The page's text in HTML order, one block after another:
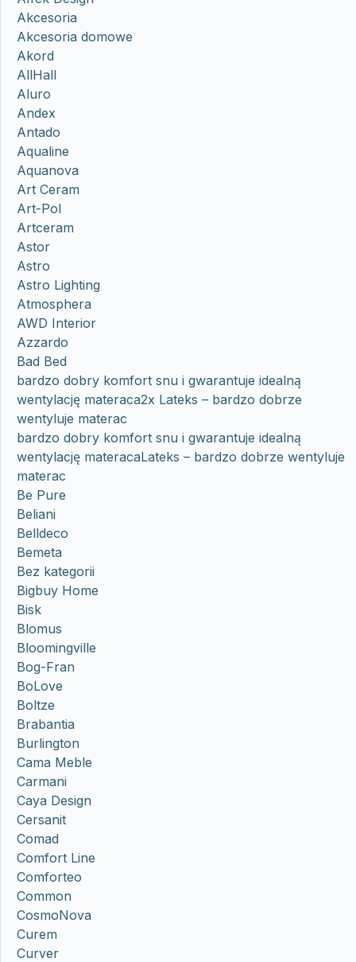
Akcesoria
Akcesoria domowe
Akord
AllHall
Aluro
Andex
Antado
Aqualine
Aquanova
Art Ceram
Art-Pol
Artceram
Astor
Astro
Astro Lighting
Atmosphera
AWD Interior
Azzardo
Bad Bed
bardzo dobry komfort snu i gwarantuje idealną
wentylację materaca2x Lateks – bardzo dobrze
wentyluje materac
bardzo dobry komfort snu i gwarantuje idealną
wentylację materacaLateks – bardzo dobrze wentyluje
materac
Be Pure
Beliani
Belldeco
Bemeta
Bez kategorii
Bigbuy Home
Bisk
Blomus
Bloomingville
Bog-Fran
BoLove
Boltze
Brabantia
Burlington
Cama Meble
Carmani
Caya Design
Cersanit
Comad
Comfort Line
Comforteo
Common
CosmoNova
Curem
Curver